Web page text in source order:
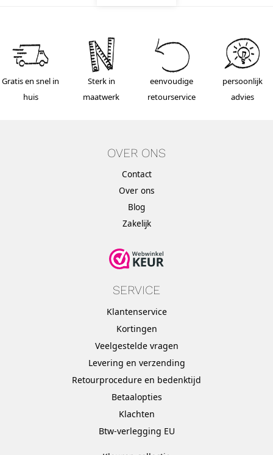
Gratis en snel in
huis
Sterk in
maatwerk
eenvoudige
retourservice
persoonlijk
advies
OVER ONS
Contact
Over ons
Blog
Zakelijk
SERVICE
Klantenservice
Kortingen
Veelgestelde vragen
Levering en verzending
Retourprocedure en bedenktijd
Betaalopties
Klachten
Btw-verlegging EU